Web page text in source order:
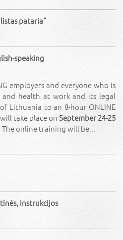
pataria“
speaking
employers and everyone who is
health at work and its legal
Lithuania to an 8-hour ONLINE
take place onSeptember 24-25
The online training will be...
instrukcijos